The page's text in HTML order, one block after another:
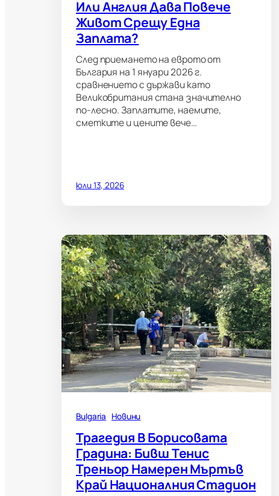
Или Англия Дава Повече
Живот Срещу Една
Заплата?
След приемането на еврото от
България на 1 януари 2026 г.
сравнението с държави като
Великобритания стана значително
по-лесно. Заплатите, наемите,
сметките и цените вече…
юли 13, 2026
Bulgaria Новини
Трагедия В Борисовата
Градина: Бивш Тенис
Треньор Намерен Мъртъв
Край Националния Стадион